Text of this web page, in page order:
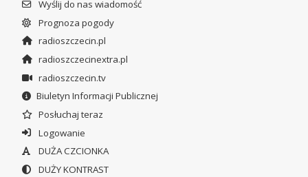
Wyślij do nas wiadomość
Prognoza pogody
radioszczecin.pl
radioszczecinextra.pl
radioszczecin.tv
Biuletyn Informacji Publicznej
Posłuchaj teraz
Logowanie
DUŻA CZCIONKA
DUŻY KONTRAST